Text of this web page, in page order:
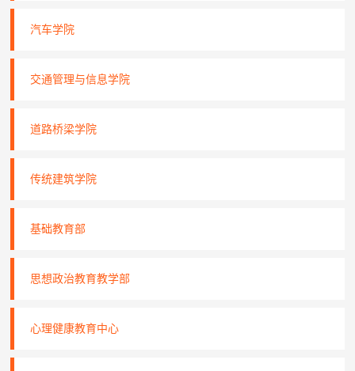
汽车学院
交通管理与信息学院
道路桥梁学院
传统建筑学院
基础教育部
思想政治教育教学部
心理健康教育中心